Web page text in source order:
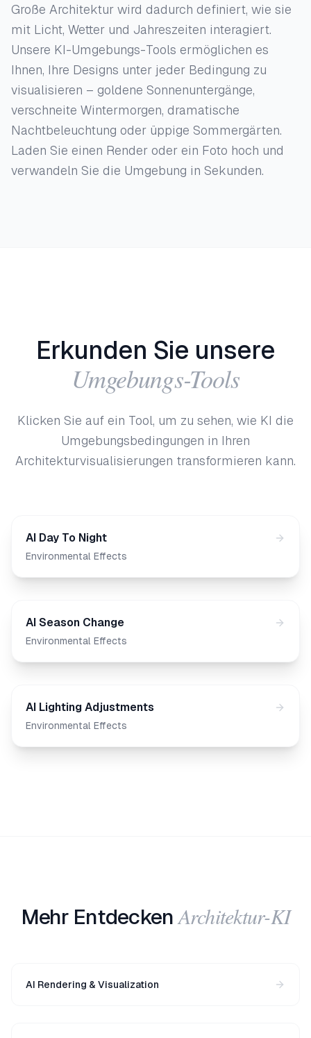
Große Architektur wird dadurch definiert, wie sie
mit Licht, Wetter und Jahreszeiten interagiert.
Unsere KI-Umgebungs-Tools ermöglichen es
Ihnen, Ihre Designs unter jeder Bedingung zu
visualisieren – goldene Sonnenuntergänge,
verschneite Wintermorgen, dramatische
Nachtbeleuchtung oder üppige Sommergärten.
Laden Sie einen Render oder ein Foto hoch und
verwandeln Sie die Umgebung in Sekunden.
Erkunden Sie unsere
Umgebungs-Tools
Klicken Sie auf ein Tool, um zu sehen, wie KI die
Umgebungsbedingungen in Ihren
Architekturvisualisierungen transformieren kann.
AI Day To Night
Environmental Effects
AI Season Change
Environmental Effects
AI Lighting Adjustments
Environmental Effects
Mehr Entdecken Architektur-KI
AI Rendering & Visualization